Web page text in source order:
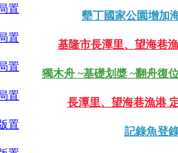
墾丁國家公園增加
基隆市長潭里、望海巷
獨木舟 ~基礎划槳 ~翻舟復
長潭里、望海巷漁港
記錄魚登